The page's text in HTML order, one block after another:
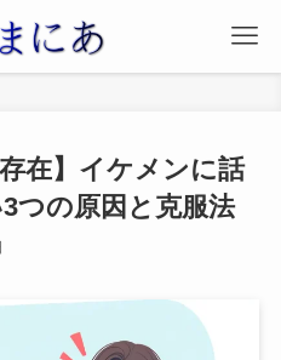
存在】イケメンに話
つの原因と克服法